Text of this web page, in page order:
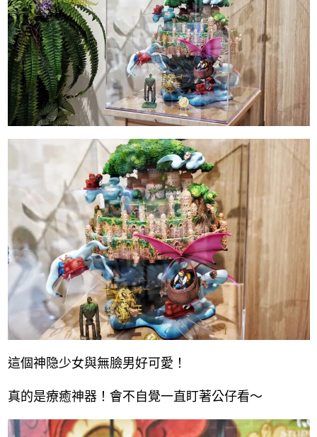
這個神隐少女與無臉男好可愛！
真的是療癒神器！會不自覺一直盯著公仔看～